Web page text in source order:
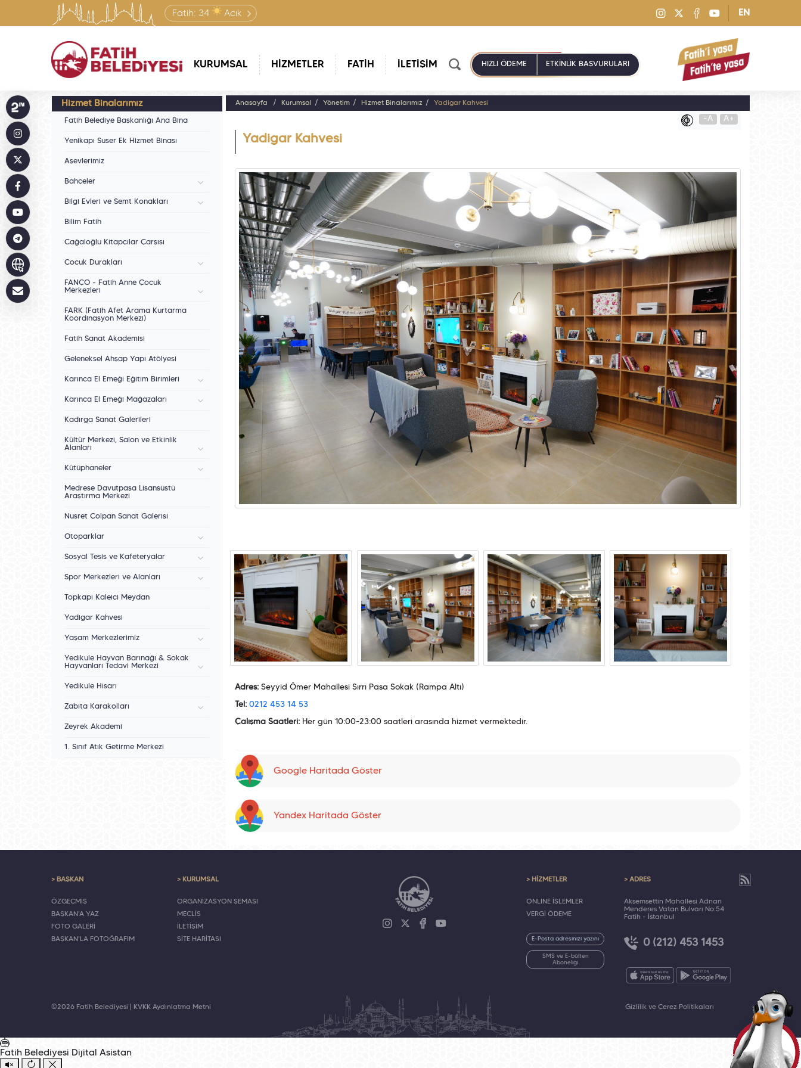
Fatih: 34 Açık EN
KURUMSAL HİZMETLER FATİH İLETİŞİM HIZLI ÖDEME ETKİNLİK BAŞVURULARI
Hizmet Binalarımız
Fatih Belediye Başkanlığı Ana Bina
Yenikapı Suser Ek Hizmet Binası
Aşevlerimiz
Bahçeler
Bilgi Evleri ve Semt Konakları
Bilim Fatih
Cağaloğlu Kitapçılar Çarşısı
Çocuk Durakları
FANÇO - Fatih Anne Çocuk
Merkezleri
FARK (Fatih Afet Arama Kurtarma
Koordinasyon Merkezi)
Fatih Sanat Akademisi
Geleneksel Ahşap Yapı Atölyesi
Karınca El Emeği Eğitim Birimleri
Karınca El Emeği Mağazaları
Kadırga Sanat Galerileri
Kültür Merkezi, Salon ve Etkinlik
Alanları
Kütüphaneler
Medrese Davutpaşa Lisansüstü
Araştırma Merkezi
Nusret Çolpan Sanat Galerisi
Otoparklar
Sosyal Tesis ve Kafeteryalar
Spor Merkezleri ve Alanları
Topkapı Kaleiçi Meydan
Yadigar Kahvesi
Yaşam Merkezlerimiz
Yedikule Hayvan Barınağı & Sokak
Hayvanları Tedavi Merkezi
Yedikule Hisarı
Zabıta Karakolları
Zeyrek Akademi
1. Sınıf Atık Getirme Merkezi
Anasayfa Kurumsal Yönetim Hizmet Binalarımız Yadigar Kahvesi
-A A+
Yadigar Kahvesi
Adres:Seyyid Ömer Mahallesi Sırrı Paşa Sokak (Rampa Altı)
Tel: 0212 453 14 53
Çalışma Saatleri: Her gün 10:00-23:00 saatleri arasında hizmet vermektedir.
Google Haritada Göster
Yandex Haritada Göster
> BAŞKAN
ÖZGEÇMİŞ
BAŞKAN'A YAZ
FOTO GALERİ
BAŞKAN'LA FOTOĞRAFIM
> KURUMSAL
ORGANİZASYON ŞEMASI
MECLİS
İLETİŞİM
SİTE HARİTASI
> HİZMETLER
ONLINE İŞLEMLER
VERGİ ÖDEME
SMS ve E-bülten
Aboneliği
> ADRES
Akşemsettin Mahallesi Adnan
Menderes Vatan Bulvarı No:54
Fatih - İstanbul
0 (212) 453 1453
©2026 Fatih Belediyesi | KVKK Aydınlatma Metni Gizlilik ve Çerez Politikaları
Fatih Belediyesi Dijital Asistan